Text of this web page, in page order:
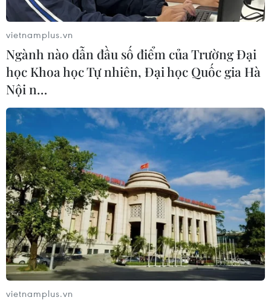
vietnamplus.vn
Ngành nào dẫn đầu số điểm của Trường Đại
học Khoa học Tự nhiên, Đại học Quốc gia Hà
Nội n…
vietnamplus.vn